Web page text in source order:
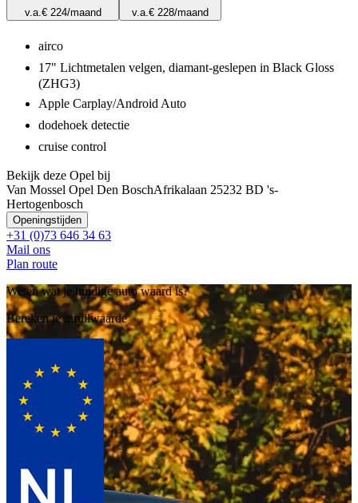
v.a.€ 224/maand
v.a.€ 228/maand
airco
17" Lichtmetalen velgen, diamant-geslepen in Black Gloss
(ZHG3)
Apple Carplay/Android Auto
dodehoek detectie
cruise control
Bekijk deze Opel bij
Van Mossel Opel Den BoschAfrikalaan 25232 BD 's-
Hertogenbosch
Openingstijden
+31 (0)73 646 34 63
Mail ons
Plan route
Weten wat je huidige auto waard is?
Bereken je inruilwaarde